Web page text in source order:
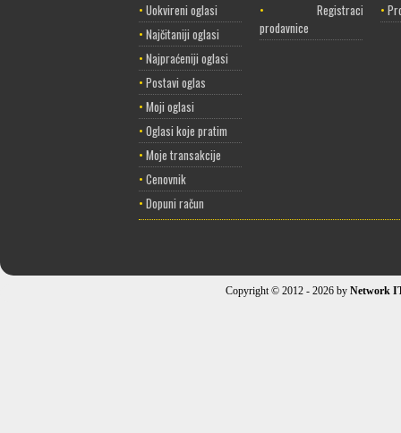
• Uokvireni oglasi
• Najčitaniji oglasi
• Najpraćeniji oglasi
• Postavi oglas
• Moji oglasi
• Oglasi koje pratim
• Moje transakcije
• Cenovnik
• Dopuni račun
• Registracija
prodavnice
•
Copyright © 2012 - 2026 by Network